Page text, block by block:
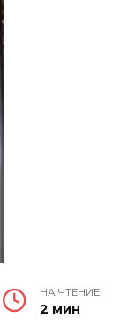
НА ЧТЕНИЕ
2 мин